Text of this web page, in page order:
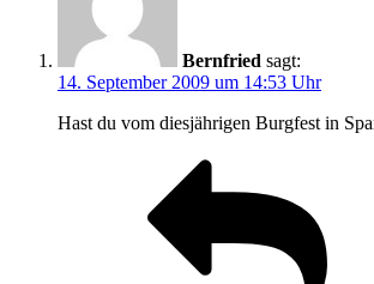
Bernfried sagt:
14. September 2009 um 14:53 Uhr
Hast du vom diesjährigen Burgfest in